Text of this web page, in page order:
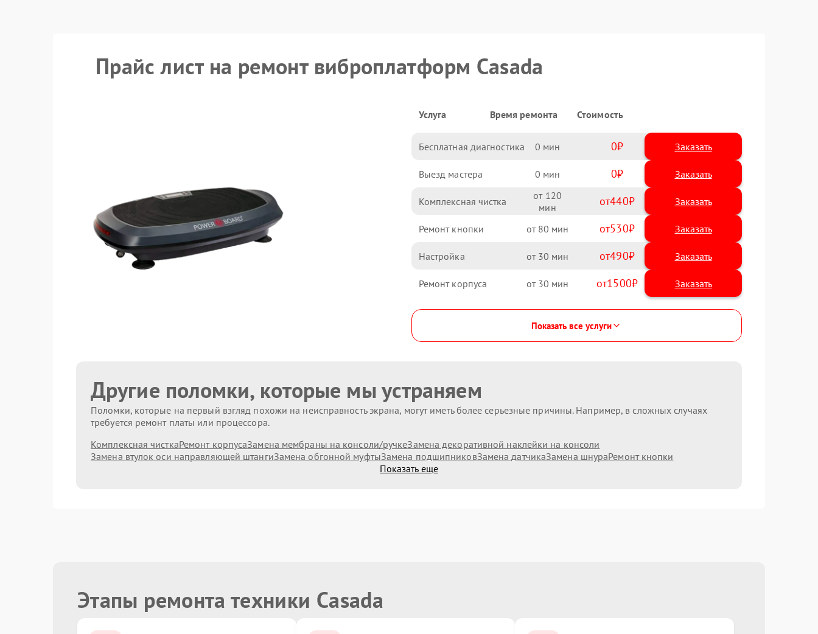
Прайс лист на ремонт виброплатформ Casada
Услуга Время ремонта Стоимость
Бесплатная диагностика 0 0 Заказать
Выезд мастера 0 0 Заказать
Комплексная чистка 120 440
Ремонт кнопки 80 530
Настройка 30 490
Ремонт корпуса 30 1500
Показать все услуги
Другие поломки, которые мы устраняем
Поломки, которые на первый взгляд похожи на неисправность экрана, могут иметь более серьезные причины. Например, в сложных случаях
требуется ремонт платы или процессора.
Комплексная чисткаРемонт корпусаЗамена мембраны на консоли/ручкеЗамена декоративной наклейки на консоли
Замена втулок оси направляющей штангиЗамена обгонной муфтыЗамена подшипниковЗамена датчикаЗамена шнураРемонт кнопки
Показать еще
Этапы ремонта техники Casada